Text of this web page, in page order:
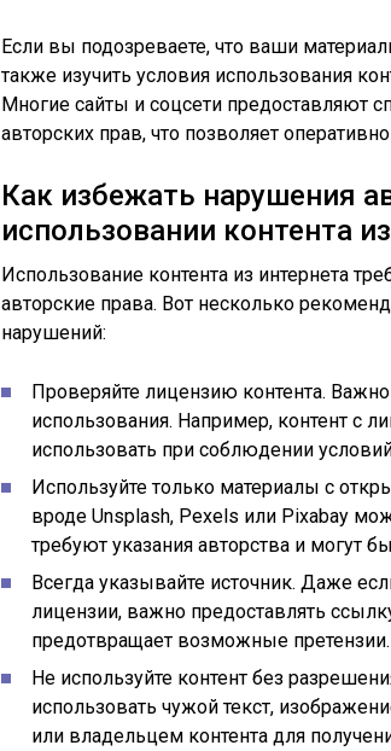
Если вы подозреваете, что ваши
также изучить условия использования
Многие сайты и соцсети предоставляют
авторских прав, что позволяет
Как избежать нарушения
использовании контента
Использование контента из интернета
авторские права. Вот несколько
нарушений:
Проверяйте лицензию контента.
использования. Например, контент с
использовать при соблюдении
Используйте только материалы с
вроде Unsplash, Pexels или Pixabay
требуют указания авторства и могут
Всегда указывайте источник. Даже
лицензии, важно предоставлять
предотвращает возможные претензии.
Не используйте контент без
использовать чужой текст,
или владельцем контента для